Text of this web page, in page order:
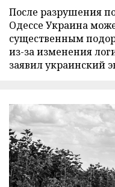
После разрушения
Одессе Украина
существенным
из-за изменения
заявил украинский